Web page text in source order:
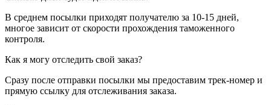
В среднем посылки приходят получателю за 10-15 дней,
многое зависит от скорости прохождения таможенного
контроля.
Как я могу отследить свой заказ?
Сразу после отправки посылки мы предоставим трек-номер и
прямую ссылку для отслеживания заказа.